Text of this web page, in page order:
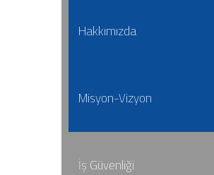
Hakkımızda
Misyon-Vizyon
İş Güvenliği